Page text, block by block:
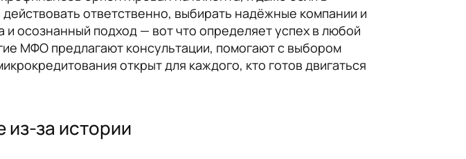
ответственно, выбирать надёжные компании и
осознанный подход — вот что определяет успех в любой
МФО предлагают консультации, помогают с выбором
открыт для каждого, кто готов двигаться
из-за истории